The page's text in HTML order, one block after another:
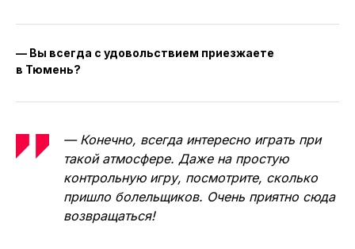
— Вы всегда с удовольствием приезжаете
в Тюмень?
— Конечно, всегда интересно играть при
такой атмосфере. Даже на простую
контрольную игру, посмотрите, сколько
пришло болельщиков. Очень приятно сюда
возвращаться!